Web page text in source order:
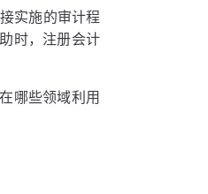
实施的审计程
时，注册会计
哪些领域利用